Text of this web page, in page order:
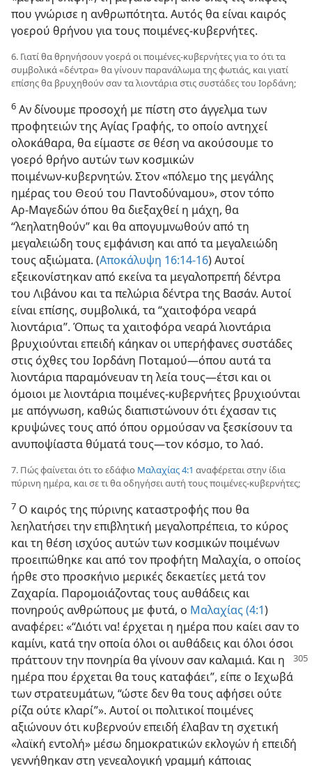
που γνώρισε η ανθρωπότητα. Αυτός θα είναι καιρός
γοερού θρήνου για τους ποιμένες⁠-⁠κυβερνήτες.
6. Γιατί θα θρηνήσουν γοερά οι ποιμένες⁠-⁠κυβερνήτες για το ότι τα
συμβολικά «δέντρα» θα γίνουν παρανάλωμα της φωτιάς, και γιατί
επίσης θα βρυχηθούν σαν τα λιοντάρια στις συστάδες του Ιορδάνη;
6 Αν δίνουμε προσοχή με πίστη στο άγγελμα των
προφητειών της Αγίας Γραφής, το οποίο αντηχεί
ολοκάθαρα, θα είμαστε σε θέση να ακούσουμε το
γοερό θρήνο αυτών των κοσμικών
ποιμένων⁠-⁠κυβερνητών. Στον «πόλεμο της μεγάλης
ημέρας του Θεού του Παντοδύναμου», στον τόπο
Αρ⁠-⁠Μαγεδών όπου θα διεξαχθεί η μάχη, θα
“λεηλατηθούν” και θα απογυμνωθούν από τη
μεγαλειώδη τους εμφάνιση και από τα μεγαλειώδη
τους αξιώματα. (Αποκάλυψη 16:​14⁠-⁠16) Αυτοί
εξεικονίστηκαν από εκείνα τα μεγαλοπρεπή δέντρα
του Λιβάνου και τα πελώρια δέντρα της Βασάν. Αυτοί
είναι επίσης, συμβολικά, τα “χαιτοφόρα νεαρά
λιοντάρια”. Όπως τα χαιτοφόρα νεαρά λιοντάρια
βρυχιούνται επειδή κάηκαν οι υπερήφανες συστάδες
στις όχθες του Ιορδάνη Ποταμού​—⁠όπου αυτά τα
λιοντάρια παραμόνευαν τη λεία τους⁠—​έτσι και οι
όμοιοι με λιοντάρια ποιμένες⁠-⁠κυβερνήτες βρυχιούνται
με απόγνωση, καθώς διαπιστώνουν ότι έχασαν τις
κρυψώνες τους από όπου ορμούσαν να ξεσκίσουν τα
ανυποψίαστα θύματά τους​—⁠τον κόσμο, το λαό.
7. Πώς φαίνεται ότι το εδάφιο Μαλαχίας 4:​1 αναφέρεται στην ίδια
πύρινη ημέρα, και σε τι θα οδηγήσει αυτή τους ποιμένες⁠-⁠κυβερνήτες;
7 Ο καιρός της πύρινης καταστροφής που θα
λεηλατήσει την επιβλητική μεγαλοπρέπεια, το κύρος
και τη θέση ισχύος αυτών των κοσμικών ποιμένων
προειπώθηκε και από τον προφήτη Μαλαχία, ο οποίος
ήρθε στο προσκήνιο μερικές δεκαετίες μετά τον
Ζαχαρία. Παρομοιάζοντας τους αυθάδεις και
πονηρούς ανθρώπους με φυτά, ο Μαλαχίας (4:​1)
αναφέρει: «“Διότι να! έρχεται η ημέρα που καίει σαν το
καμίνι, κατά την οποία όλοι οι αυθάδεις και όλοι όσοι
πράττουν την πονηρίαθα γίνουν σαν καλαμιά. Και η
ημέρα που έρχεται θα τους καταφάει”, είπε ο Ιεχωβά
των στρατευμάτων, “ώστε δεν θα τους αφήσει ούτε
ρίζα ούτε κλαρί”». Αυτοί οι πολιτικοί ποιμένες
αξιώνουν ότι κυβερνούν επειδή έλαβαν τη σχετική
«λαϊκή εντολή» μέσω δημοκρατικών εκλογών ή επειδή
γεννήθηκαν στη γενεαλογική γραμμή κάποιας